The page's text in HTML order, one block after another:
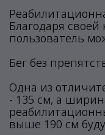
Благодаря
пользователь
Бег без
Одна из
- 135 см, а
выше 190 см